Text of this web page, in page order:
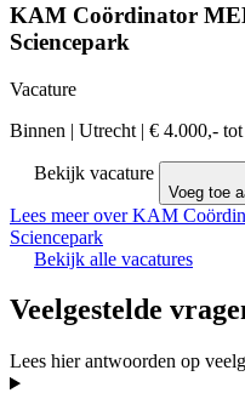
KAM Coördinator
Sciencepark
Vacature
Binnen | Utrecht | € 4.000,-
Bekijk vacature
Voeg toe
Lees meer over KAM
Sciencepark
Bekijk alle vacatures
Veelgestelde
Lees hier antwoorden op